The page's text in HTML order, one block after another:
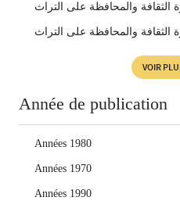
VOIR
Année de publication
Années 1980
Années 1970
Années 1990